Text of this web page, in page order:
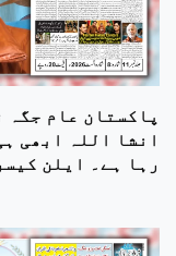
پاکستان عام جگہ
انشا اللہ ابھی
رہا ہے۔ ایلن کیسر